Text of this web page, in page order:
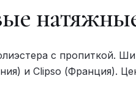
с пропиткой.
и Clipso (Франция).